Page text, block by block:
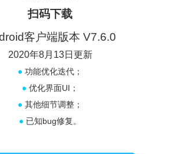
扫码下载
客户端版本 V7.6.0
2020年8月13日更新
● 功能优化迭代；
● 优化界面UI；
● 其他细节调整；
● 已知bug修复。